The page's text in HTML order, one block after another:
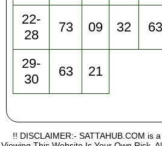
22-
28
73 09 32 63
29-
30
63 21
!! DISCLAIMER:- SATTAHUB.COM is